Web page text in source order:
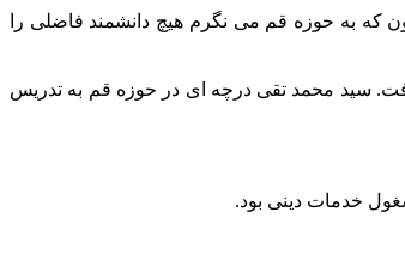
که به حوزه قم مى نگرم هیچ دانشمند فاضلى را
سید محمد تقى درچه اى در حوزه قم به تدریس